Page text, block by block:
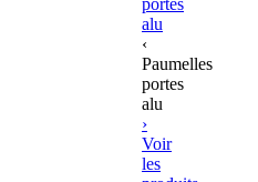
alu
‹
Paumelles
portes
alu
›
Voir
les